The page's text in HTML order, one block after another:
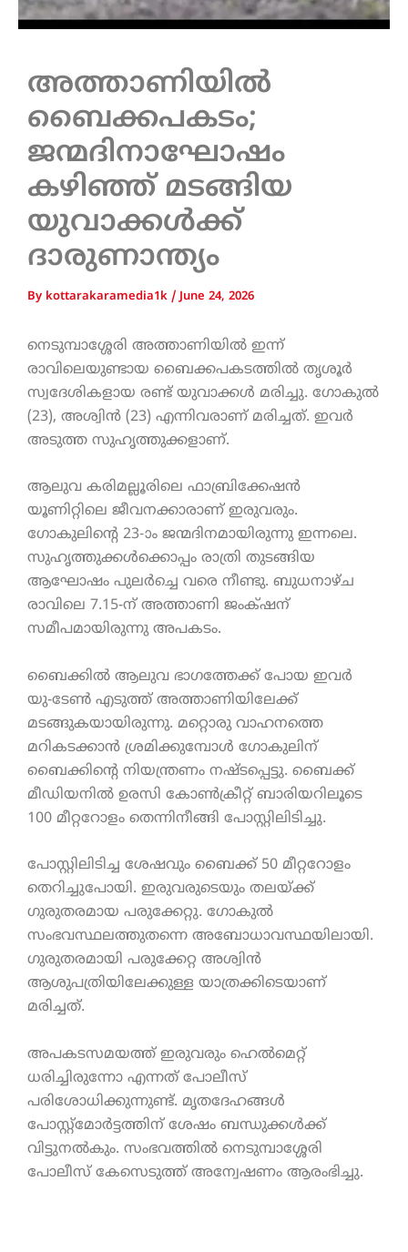
അത്താണിയിൽ
ബൈക്കപകടം;
ജന്മദിനാഘോഷം
കഴിഞ്ഞ് മടങ്ങിയ
യുവാക്കൾക്ക്
ദാരുണാന്ത്യം
By kottarakaramedia1k / June 24, 2026
നെടുമ്പാശ്ശേരി അത്താണിയിൽ ഇന്ന്
രാവിലെയുണ്ടായ ബൈക്കപകടത്തിൽ തൃശൂർ
സ്വദേശികളായ രണ്ട് യുവാക്കൾ മരിച്ചു. ഗോകുൽ
(23), അശ്വിൻ (23) എന്നിവരാണ് മരിച്ചത്. ഇവർ
അടുത്ത സുഹൃത്തുക്കളാണ്.
ആലുവ കരിമല്ലൂരിലെ ഫാബ്രിക്കേഷൻ
യൂണിറ്റിലെ ജീവനക്കാരാണ് ഇരുവരും.
ഗോകുലിന്റെ 23-ാം ജന്മദിനമായിരുന്നു ഇന്നലെ.
സുഹൃത്തുക്കൾക്കൊപ്പം രാത്രി തുടങ്ങിയ
ആഘോഷം പുലർച്ചെ വരെ നീണ്ടു. ബുധനാഴ്ച
രാവിലെ 7.15-ന് അത്താണി ജംക്‌ഷന്
സമീപമായിരുന്നു അപകടം.
ബൈക്കിൽ ആലുവ ഭാഗത്തേക്ക് പോയ ഇവർ
യു-ടേൺ എടുത്ത് അത്താണിയിലേക്ക്
മടങ്ങുകയായിരുന്നു. മറ്റൊരു വാഹനത്തെ
മറികടക്കാൻ ശ്രമിക്കുമ്പോൾ ഗോകുലിന്
ബൈക്കിന്റെ നിയന്ത്രണം നഷ്ടപ്പെട്ടു. ബൈക്ക്
മീഡിയനിൽ ഉരസി കോൺക്രീറ്റ് ബാരിയറിലൂടെ
100 മീറ്ററോളം തെന്നിനീങ്ങി പോസ്റ്റിലിടിച്ചു.
പോസ്റ്റിലിടിച്ച ശേഷവും ബൈക്ക് 50 മീറ്ററോളം
തെറിച്ചുപോയി. ഇരുവരുടെയും തലയ്ക്ക്
ഗുരുതരമായ പരുക്കേറ്റു. ഗോകുൽ
സംഭവസ്ഥലത്തുതന്നെ അബോധാവസ്ഥയിലായി.
ഗുരുതരമായി പരുക്കേറ്റ അശ്വിൻ
ആശുപത്രിയിലേക്കുള്ള യാത്രക്കിടെയാണ്
മരിച്ചത്.
അപകടസമയത്ത് ഇരുവരും ഹെൽമെറ്റ്
ധരിച്ചിരുന്നോ എന്നത് പോലീസ്
പരിശോധിക്കുന്നുണ്ട്. മൃതദേഹങ്ങൾ
പോസ്റ്റ്‌മോർട്ടത്തിന് ശേഷം ബന്ധുക്കൾക്ക്
വിട്ടുനൽകും. സംഭവത്തിൽ നെടുമ്പാശ്ശേരി
പോലീസ് കേസെടുത്ത് അന്വേഷണം ആരംഭിച്ചു.